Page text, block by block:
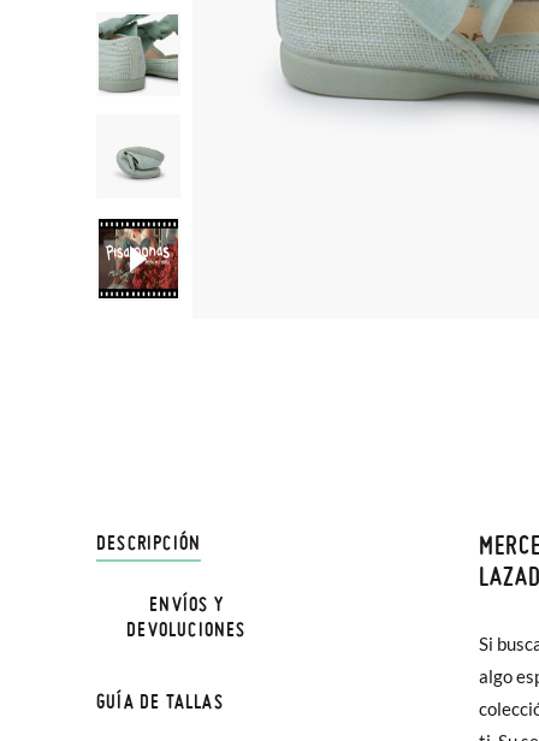
DESCRIPCIÓN
Si
algo
ENVÍOS Y
DEVOLUCIONES
En
hasta
poco
En
GUÍA DE TALLAS